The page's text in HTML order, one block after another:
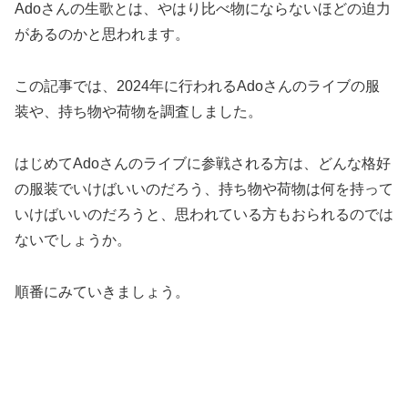
Adoさんの生歌とは、やはり比べ物にならないほどの迫力
があるのかと思われます。
この記事では、2024年に行われるAdoさんのライブの服
装や、持ち物や荷物を調査しました。
はじめてAdoさんのライブに参戦される方は、どんな格好
の服装でいけばいいのだろう、持ち物や荷物は何を持って
いけばいいのだろうと、思われている方もおられるのでは
ないでしょうか。
順番にみていきましょう。